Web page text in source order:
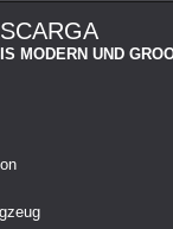
MODERN UND